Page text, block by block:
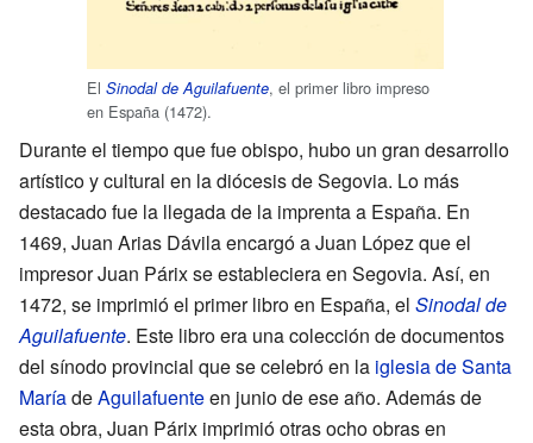
El Sinodal de Aguilafuente, el primer libro impreso
en España (1472).
Durante el tiempo que fue obispo, hubo un gran desarrollo
artístico y cultural en la diócesis de Segovia. Lo más
destacado fue la llegada de la imprenta a España. En
1469, Juan Arias Dávila encargó a Juan López que el
impresor Juan Párix se estableciera en Segovia. Así, en
1472, se imprimió el primer libro en España, el Sinodal de
Aguilafuente. Este libro era una colección de documentos
del sínodo provincial que se celebró en la iglesia de Santa
MaríadeAguilafuenteen junio de ese año. Además de
esta obra, Juan Párix imprimió otras ocho obras en